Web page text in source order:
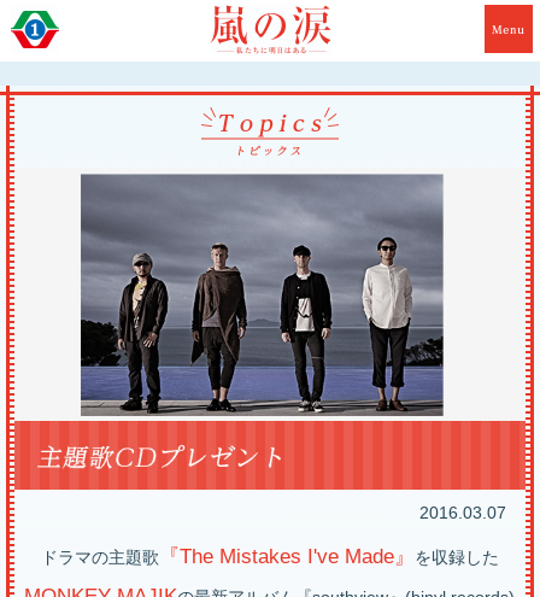
2016.03.07
ドラマの主題歌 『The Mistakes I've Made』 を収録した